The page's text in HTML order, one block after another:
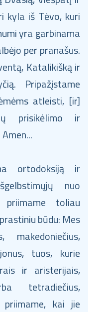
kyla iš Tėvo, kuri
yra garbinama
per pranašus.
Katalikišką ir
Pripažįstame
atleisti, [ir]
prisikėlimo ir
ortodoksiją ir
nuo
priimame toliau
būdu: Mes
makedoniečius,
tuos, kurie
ir aristerijais,
tetradiečius,
kai jie